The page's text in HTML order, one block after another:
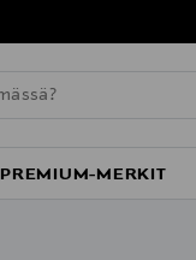
PREMIUM-MERKIT